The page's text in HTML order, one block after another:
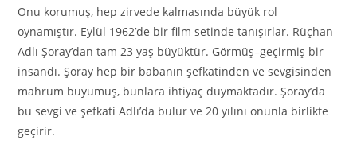
Onu korumuş, hep zirvede kalmasında büyük rol
oynamıştır. Eylül 1962’de bir film setinde tanışırlar. Rüçhan
Adlı Şoray’dan tam 23 yaş büyüktür. Görmüş–geçirmiş bir
insandı. Şoray hep bir babanın şefkatinden ve sevgisinden
mahrum büyümüş, bunlara ihtiyaç duymaktadır. Şoray’da
bu sevgi ve şefkati Adlı’da bulur ve 20 yılını onunla birlikte
geçirir.